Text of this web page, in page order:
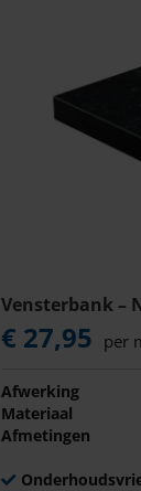
Vensterbank –
€ 27,95 per
Afwerking
Materiaal
Afmetingen